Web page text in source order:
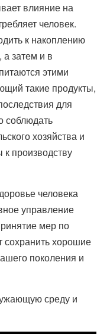
влияние на
человек.
к накоплению
а затем и в
этими
такие продукты,
для
соблюдать
хозяйства и
производству
человека
управление
мер по
сохранить хорошие
поколения и
среду и